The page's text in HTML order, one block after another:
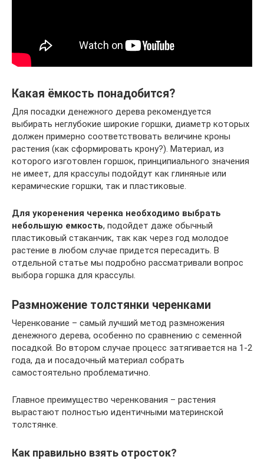
Какая ёмкость понадобится?
Для посадки денежного дерева рекомендуется
выбирать неглубокие широкие горшки, диаметр которых
должен примерно соответствовать величине кроны
растения (как сформировать крону?). Материал, из
которого изготовлен горшок, принципиального значения
не имеет, для крассулы подойдут как глиняные или
керамические горшки, так и пластиковые.
Для укоренения черенка необходимо выбрать
небольшую емкость, подойдет даже обычный
пластиковый стаканчик, так как через год молодое
растение в любом случае придется пересадить. В
отдельной статье мы подробно рассматривали вопрос
выбора горшка для крассулы.
Размножение толстянки черенками
Черенкование – самый лучший метод размножения
денежного дерева, особенно по сравнению с семенной
посадкой. Во втором случае процесс затягивается на 1-2
года, да и посадочный материал собрать
самостоятельно проблематично.
Главное преимущество черенкования – растения
вырастают полностью идентичными материнской
толстянке.
Как правильно взять отросток?